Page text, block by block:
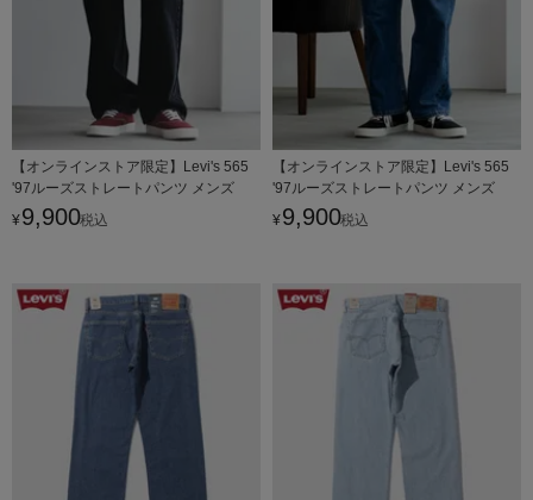
【オンラインストア限定】Levi's 565
'97ルーズストレートパンツ メンズ
¥ 9,900税込
【オンラインストア限定】Levi's 565
'97ルーズストレートパンツ メンズ
¥ 9,900税込